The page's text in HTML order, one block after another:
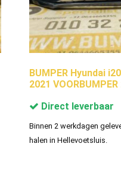
BUMPER Hyundai
2021
Direct leverbaar
Binnen 2 werkdagen
halen in Hellevoetsluis.